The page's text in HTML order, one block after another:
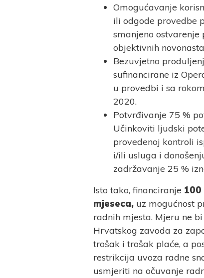
Omogućavanje
ili odgode provedbe
smanjeno
objektivnih
Bezuvjetno
sufinancirane iz
u provedbi i sa
2020.
Potvrđivanje 75 %
Učinkoviti ljudski
provedenoj kontroli
i/ili usluga i
zadržavanje 25 %
Isto tako, financiranje
mjeseca,uz mogućnost
radnih mjesta. Mjeru ne
Hrvatskog zavoda za
trošak i trošak plaće, a
restrikcija uvoza radne
usmjeriti na očuvanje